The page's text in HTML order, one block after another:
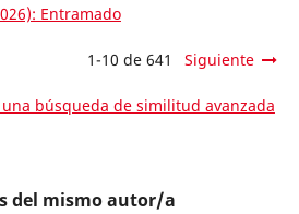
Entramado
1-10 de 641 Siguiente
búsqueda de similitud avanzada
del mismo autor/a